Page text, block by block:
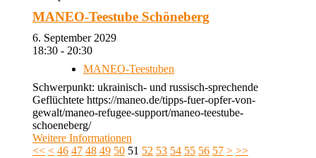
MANEO-Teestube Schöneberg
6. September 2029
18:30 - 20:30
MANEO-Teestuben
Schwerpunkt: ukrainisch- und russisch-sprechende
Geflüchtete https://maneo.de/tipps-fuer-opfer-von-
gewalt/maneo-refugee-support/maneo-teestube-
schoeneberg/
Weitere Informationen
<< < 46 47 48 49 50 51 52 53 54 55 56 57 > >>